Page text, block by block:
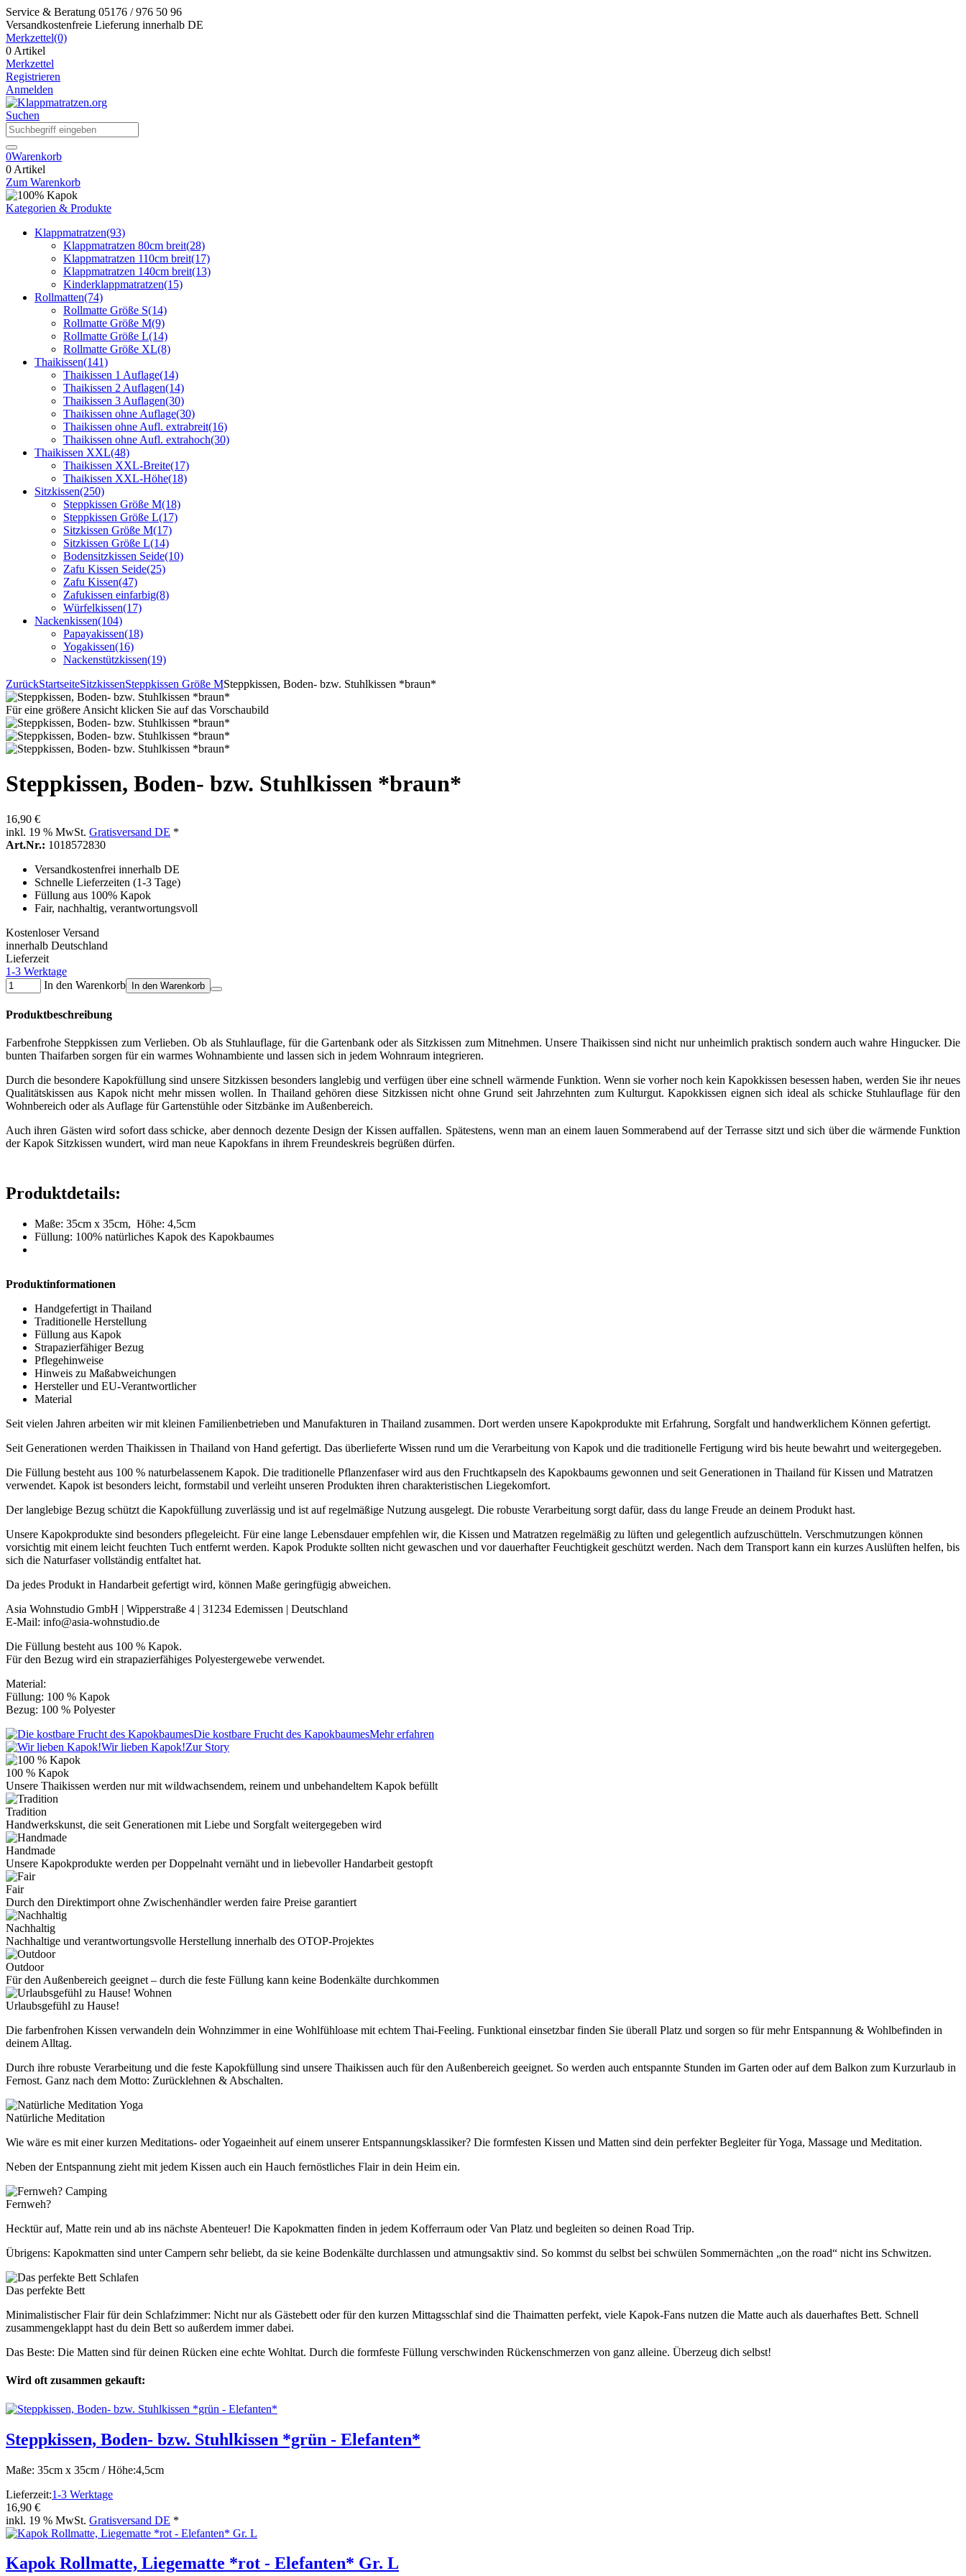
Service & Beratung 05176 / 976 50 96
Versandkostenfreie Lieferung innerhalb DE
Merkzettel(0)
0 Artikel
Merkzettel
Registrieren
Anmelden
Suchen
0Warenkorb
0 Artikel
Zum Warenkorb
Kategorien & Produkte
Klappmatratzen(93)
Klappmatratzen 80cm breit(28)
Klappmatratzen 110cm breit(17)
Klappmatratzen 140cm breit(13)
Kinderklappmatratzen(15)
Rollmatten(74)
Rollmatte Größe S(14)
Rollmatte Größe M(9)
Rollmatte Größe L(14)
Rollmatte Größe XL(8)
Thaikissen(141)
Thaikissen 1 Auflage(14)
Thaikissen 2 Auflagen(14)
Thaikissen 3 Auflagen(30)
Thaikissen ohne Auflage(30)
Thaikissen ohne Aufl. extrabreit(16)
Thaikissen ohne Aufl. extrahoch(30)
Thaikissen XXL(48)
Thaikissen XXL-Breite(17)
Thaikissen XXL-Höhe(18)
Sitzkissen(250)
Steppkissen Größe M(18)
Steppkissen Größe L(17)
Sitzkissen Größe M(17)
Sitzkissen Größe L(14)
Bodensitzkissen Seide(10)
Zafu Kissen Seide(25)
Zafu Kissen(47)
Zafukissen einfarbig(8)
Würfelkissen(17)
Nackenkissen(104)
Papayakissen(18)
Yogakissen(16)
Nackenstützkissen(19)
ZurückStartseiteSitzkissenSteppkissen Größe MSteppkissen, Boden- bzw. Stuhlkissen *braun*
Für eine größere Ansicht klicken Sie auf das Vorschaubild
Steppkissen, Boden- bzw. Stuhlkissen *braun*
16,90 €
inkl. 19 % MwSt. Gratisversand DE *
Art.Nr.: 1018572830
Versandkostenfrei innerhalb DE
Schnelle Lieferzeiten (1-3 Tage)
Füllung aus 100% Kapok
Fair, nachhaltig, verantwortungsvoll
Kostenloser Versand
innerhalb Deutschland
Lieferzeit
1-3 Werktage
In den Warenkorb
In den Warenkorb
Produktbeschreibung
Farbenfrohe Steppkissen zum Verlieben. Ob als Stuhlauflage, für die Gartenbank oder als Sitzkissen zum Mitnehmen. Unsere Thaikissen sind nicht nur unheimlich praktisch sondern auch wahre Hingucker. Die
bunten Thaifarben sorgen für ein warmes Wohnambiente und lassen sich in jedem Wohnraum integrieren.
Durch die besondere Kapokfüllung sind unsere Sitzkissen besonders langlebig und verfügen über eine schnell wärmende Funktion. Wenn sie vorher noch kein Kapokkissen besessen haben, werden Sie ihr neues
Qualitätskissen aus Kapok nicht mehr missen wollen. In Thailand gehören diese Sitzkissen nicht ohne Grund seit Jahrzehnten zum Kulturgut. Kapokkissen eignen sich ideal als schicke Stuhlauflage für den
Wohnbereich oder als Auflage für Gartenstühle oder Sitzbänke im Außenbereich.
Auch ihren Gästen wird sofort dass schicke, aber dennoch dezente Design der Kissen auffallen. Spätestens, wenn man an einem lauen Sommerabend auf der Terrasse sitzt und sich über die wärmende Funktion
der Kapok Sitzkissen wundert, wird man neue Kapokfans in ihrem Freundeskreis begrüßen dürfen.
Produktdetails:
Maße: 35cm x 35cm, Höhe: 4,5cm
Füllung: 100% natürliches Kapok des Kapokbaumes
Produktinformationen
Handgefertigt in Thailand
Traditionelle Herstellung
Füllung aus Kapok
Strapazierfähiger Bezug
Pflegehinweise
Hinweis zu Maßabweichungen
Hersteller und EU-Verantwortlicher
Material
Seit vielen Jahren arbeiten wir mit kleinen Familienbetrieben und Manufakturen in Thailand zusammen. Dort werden unsere Kapokprodukte mit Erfahrung, Sorgfalt und handwerklichem Können gefertigt.
Seit Generationen werden Thaikissen in Thailand von Hand gefertigt. Das überlieferte Wissen rund um die Verarbeitung von Kapok und die traditionelle Fertigung wird bis heute bewahrt und weitergegeben.
Die Füllung besteht aus 100 % naturbelassenem Kapok. Die traditionelle Pflanzenfaser wird aus den Fruchtkapseln des Kapokbaums gewonnen und seit Generationen in Thailand für Kissen und Matratzen
verwendet. Kapok ist besonders leicht, formstabil und verleiht unseren Produkten ihren charakteristischen Liegekomfort.
Der langlebige Bezug schützt die Kapokfüllung zuverlässig und ist auf regelmäßige Nutzung ausgelegt. Die robuste Verarbeitung sorgt dafür, dass du lange Freude an deinem Produkt hast.
Unsere Kapokprodukte sind besonders pflegeleicht. Für eine lange Lebensdauer empfehlen wir, die Kissen und Matratzen regelmäßig zu lüften und gelegentlich aufzuschütteln. Verschmutzungen können
vorsichtig mit einem leicht feuchten Tuch entfernt werden. Kapok Produkte sollten nicht gewaschen und vor dauerhafter Feuchtigkeit geschützt werden. Nach dem Transport kann ein kurzes Auslüften helfen, bis
sich die Naturfaser vollständig entfaltet hat.
Da jedes Produkt in Handarbeit gefertigt wird, können Maße geringfügig abweichen.
Asia Wohnstudio GmbH | Wipperstraße 4 | 31234 Edemissen | Deutschland
E-Mail: info@asia-wohnstudio.de
Die Füllung besteht aus 100 % Kapok.
Für den Bezug wird ein strapazierfähiges Polyestergewebe verwendet.
Material:
Füllung: 100 % Kapok
Bezug: 100 % Polyester
Die kostbare Frucht des KapokbaumesMehr erfahren
Wir lieben Kapok!Zur Story
100 % Kapok
Unsere Thaikissen werden nur mit wildwachsendem, reinem und unbehandeltem Kapok befüllt
Tradition
Handwerkskunst, die seit Generationen mit Liebe und Sorgfalt weitergegeben wird
Handmade
Unsere Kapokprodukte werden per Doppelnaht vernäht und in liebevoller Handarbeit gestopft
Fair
Durch den Direktimport ohne Zwischenhändler werden faire Preise garantiert
Nachhaltig
Nachhaltige und verantwortungsvolle Herstellung innerhalb des OTOP-Projektes
Outdoor
Für den Außenbereich geeignet – durch die feste Füllung kann keine Bodenkälte durchkommen
Wohnen
Urlaubsgefühl zu Hause!
Die farbenfrohen Kissen verwandeln dein Wohnzimmer in eine Wohlfühloase mit echtem Thai-Feeling. Funktional einsetzbar finden Sie überall Platz und sorgen so für mehr Entspannung & Wohlbefinden in
deinem Alltag.
Durch ihre robuste Verarbeitung und die feste Kapokfüllung sind unsere Thaikissen auch für den Außenbereich geeignet. So werden auch entspannte Stunden im Garten oder auf dem Balkon zum Kurzurlaub in
Fernost. Ganz nach dem Motto: Zurücklehnen & Abschalten.
Yoga
Natürliche Meditation
Wie wäre es mit einer kurzen Meditations- oder Yogaeinheit auf einem unserer Entspannungsklassiker? Die formfesten Kissen und Matten sind dein perfekter Begleiter für Yoga, Massage und Meditation.
Neben der Entspannung zieht mit jedem Kissen auch ein Hauch fernöstliches Flair in dein Heim ein.
Camping
Fernweh?
Hecktür auf, Matte rein und ab ins nächste Abenteuer! Die Kapokmatten finden in jedem Kofferraum oder Van Platz und begleiten so deinen Road Trip.
Übrigens: Kapokmatten sind unter Campern sehr beliebt, da sie keine Bodenkälte durchlassen und atmungsaktiv sind. So kommst du selbst bei schwülen Sommernächten „on the road“ nicht ins Schwitzen.
Schlafen
Das perfekte Bett
Minimalistischer Flair für dein Schlafzimmer: Nicht nur als Gästebett oder für den kurzen Mittagsschlaf sind die Thaimatten perfekt, viele Kapok-Fans nutzen die Matte auch als dauerhaftes Bett. Schnell
zusammengeklappt hast du dein Bett so außerdem immer dabei.
Das Beste: Die Matten sind für deinen Rücken eine echte Wohltat. Durch die formfeste Füllung verschwinden Rückenschmerzen von ganz alleine. Überzeug dich selbst!
Wird oft zusammen gekauft:
Steppkissen, Boden- bzw. Stuhlkissen *grün - Elefanten*
Maße: 35cm x 35cm / Höhe:4,5cm
Lieferzeit:1-3 Werktage
16,90 €
inkl. 19 % MwSt. Gratisversand DE *
Kapok Rollmatte, Liegematte *rot - Elefanten* Gr. L